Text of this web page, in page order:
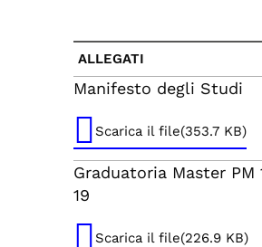
ALLEGATI
Manifesto degli Studi
Scarica il file(353.7 KB)
Graduatoria Master PM
19
Scarica il file(226.9 KB)